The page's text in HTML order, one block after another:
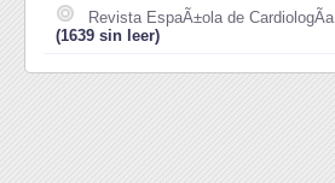
Revista EspaÃ±ola de CardiologÃ­a
(1639 sin leer)